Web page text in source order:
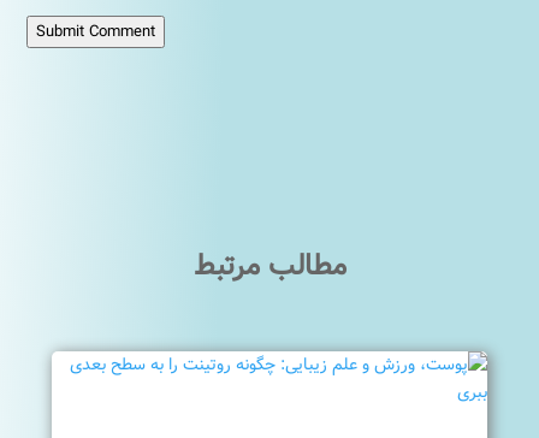
Submit Comment
مطالب مرتبط